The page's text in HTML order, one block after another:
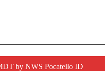
by NWS Pocatello ID